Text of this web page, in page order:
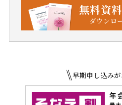
無料資
ダウンロ
早期申し込みが